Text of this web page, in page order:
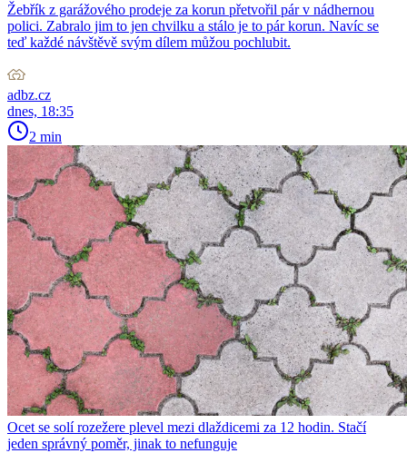
Žebřík z garážového prodeje za korun přetvořil pár v nádhernou
polici. Zabralo jim to jen chvilku a stálo je to pár korun. Navíc se
teď každé návštěvě svým dílem můžou pochlubit.
adbz.cz
dnes, 18:35
2 min
Ocet se solí rozežere plevel mezi dlaždicemi za 12 hodin. Stačí
jeden správný poměr, jinak to nefunguje